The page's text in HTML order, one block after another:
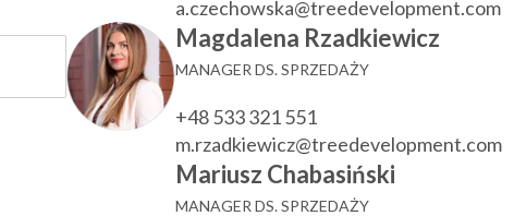
a.czechowska@treedevelopment.com
Magdalena Rzadkiewicz
MANAGER DS. SPRZEDAŻY
+48 533 321 551
m.rzadkiewicz@treedevelopment.com
Mariusz Chabasiński
MANAGER DS. SPRZEDAŻY